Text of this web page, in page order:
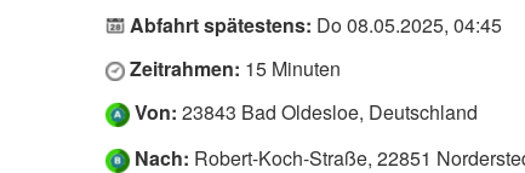
Abfahrt spätestens: Do 08.05.2025, 04:45
Zeitrahmen: 15 Minuten
Von: 23843 Bad Oldesloe, Deutschland
Nach: Robert-Koch-Straße, 22851